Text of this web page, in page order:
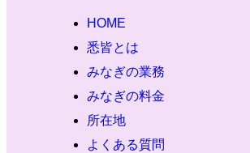
HOME
悉皆とは
みなぎの業務
みなぎの料金
所在地
よくある質問